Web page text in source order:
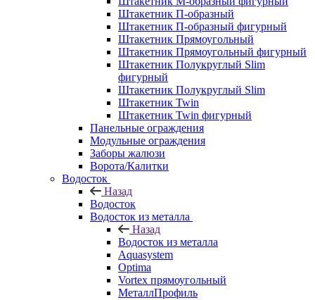
Штакетник П-образный
Штакетник П-образный фигурный
Штакетник Прямоугольный
Штакетник Прямоугольный фигурный
Штакетник Полукруглый Slim
фигурный
Штакетник Полукруглый Slim
Штакетник Twin
Штакетник Twin фигурный
Панельные ограждения
Модульные ограждения
Заборы жалюзи
Ворота/Калитки
Водосток
Назад
Водосток
Водосток из металла
Назад
Водосток из металла
Aquasystem
Optima
Vortex прямоугольный
МеталлПрофиль